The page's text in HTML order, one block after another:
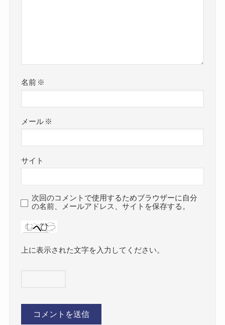
名前※
メール※
サイト
次回のコメントで使用するためブラウザーに自分
の名前、メールアドレス、サイトを保存する。
上に表示された文字を入力してください。